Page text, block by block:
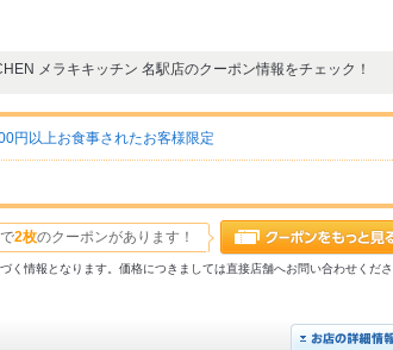
メラキキッチン 名駅店のクーポン情報をチェック！
円以上お食事されたお客様限定
2枚のクーポンがあります！
情報となります。価格につきましては直接店舗へお問い合わせくださ